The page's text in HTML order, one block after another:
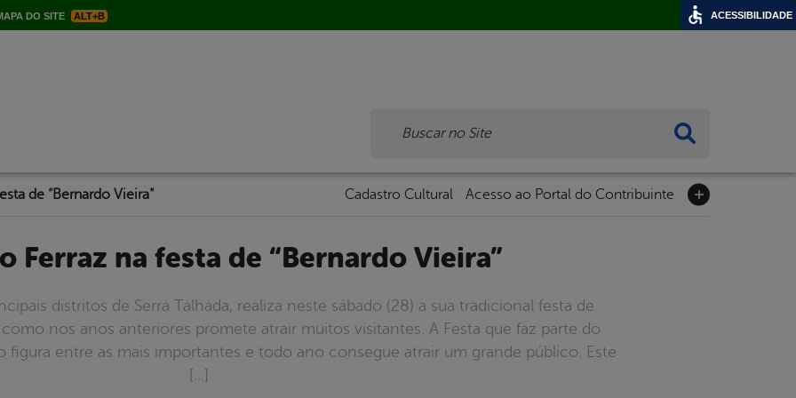
DO SITE ALT+B
de “Bernardo Vieira” Cadastro Cultural Acesso ao Portal do Contribuinte
Ferraz na festa de “Bernardo Vieira”
distritos de Serra Talhada, realiza neste sábado (28) a sua tradicional festa de
como nos anos anteriores promete atrair muitos visitantes. A Festa que faz parte do
entre as mais importantes e todo ano consegue atrair um grande público. Este
[…]
ACESSIBILIDADE